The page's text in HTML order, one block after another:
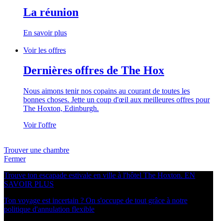
La réunion
En savoir plus
Voir les offres
Dernières offres de The Hox
Nous aimons tenir nos copains au courant de toutes les
bonnes choses. Jette un coup d'œil aux meilleures offres pour
The Hoxton, Edinburgh.
Voir l'offre
Trouver une chambre
Fermer
Trouve ton escapade estivale en ville à l'hôtel The Hoxton. EN
SAVOIR PLUS
Ton voyage est incertain ? On s'occupe de tout grâce à notre
politique d'annulation flexible